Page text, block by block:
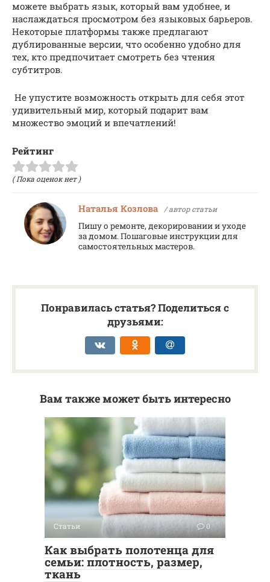
можете выбрать язык, который вам удобнее, и
наслаждаться просмотром без языковых барьеров.
Некоторые платформы также предлагают
дублированные версии, что особенно удобно для
тех, кто предпочитает смотреть без чтения
субтитров.
Не упустите возможность открыть для себя этот
удивительный мир, который подарит вам
множество эмоций и впечатлений!
Рейтинг
( Пока оценок нет )
Наталья Козлова / автор статьи
Пишу о ремонте, декорировании и уходе
за домом. Пошаговые инструкции для
самостоятельных мастеров.
Понравилась статья? Поделиться с
друзьями:
Вам также может быть интересно
Статьи 0
Как выбрать полотенца для
семьи: плотность, размер,
ткань